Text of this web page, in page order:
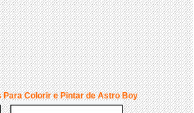
Para Colorir e Pintar de Astro Boy